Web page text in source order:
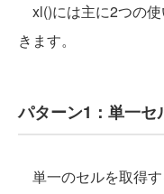
xl()には主に2つの
きます。
パターン1：単一セ
単一のセルを取得